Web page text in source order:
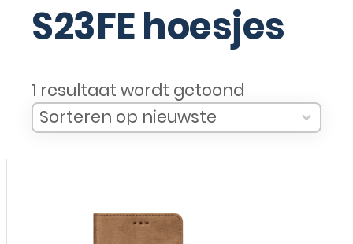
S23FE hoesjes
1 resultaat wordt getoond
Sort Products
Sort content
Sorteren op nieuwste
Sort content